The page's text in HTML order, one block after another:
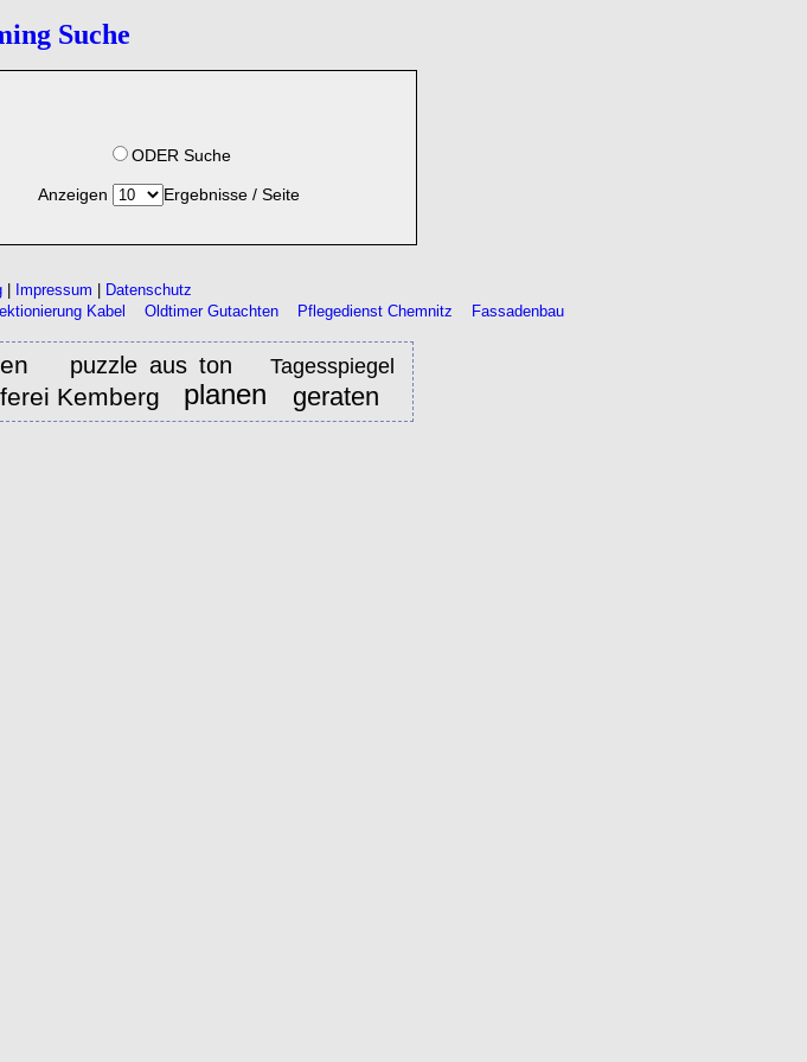
Suche
ODER Suche
Anzeigen Ergebnisse / Seite
| Impressum
Datenschutz
Kabel Oldtimer Gutachten Pflegedienst Chemnitz Fassadenbau
puzzle aus ton Tagesspiegel
Kemberg planen geraten